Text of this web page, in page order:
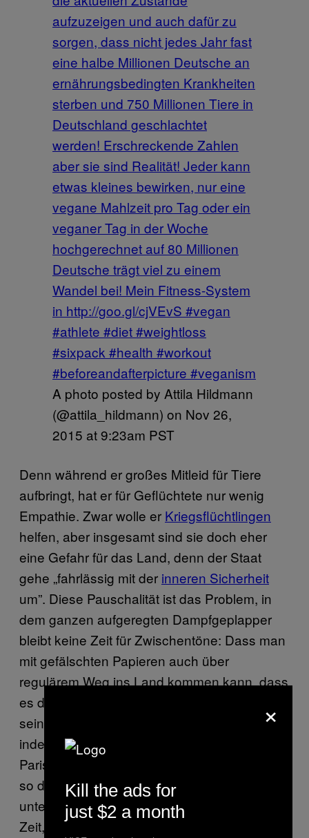
aufzuzeigen und auch dafür zu
sorgen, dass nicht jedes Jahr fast
eine halbe Millionen Deutsche an
ernährungsbedingten Krankheiten
sterben und 750 Millionen Tiere in
Deutschland geschlachtet
werden! Erschreckende Zahlen
aber sie sind Realität! Jeder kann
etwas kleines bewirken, nur eine
vegane Mahlzeit pro Tag oder ein
veganer Tag in der Woche
hochgerechnet auf 80 Millionen
Deutsche trägt viel zu einem
Wandel bei! Mein Fitness-System
in http://goo.gl/cjVEvS #vegan
#athlete #diet #weightloss
#sixpack #health #workout
#beforeandafterpicture #veganism
A photo posted by Attila Hildmann
(@attila_hildmann) on Nov 26,
2015 at 9:23am PST
Denn während er großes Mitleid für Tiere
aufbringt, hat er für Geflüchtete nur wenig
Empathie. Zwar wolle er Kriegsflüchtlingen
helfen, aber insgesamt sind sie doch eher
eine Gefahr für das Land, denn der Staat
gehe „fahrlässig mit der inneren Sicherheit
um”. Diese Pauschalität ist das Problem, in
dem ganzen aufgeregten Dampfgeplapper
bleibt keine Zeit für Zwischentöne: Dass man
mit gefälschten Papieren auch über
regulärem Weg ins Land kommen kann, dass
es das strategischen Ziele von Daesh (ISIS)
sein könnte, sozialen Unfrieden zu stiften,
indem man in der Nähe der Attentate von
Paris einen syrischen Pass finden lässt und
so das
Misstrauen befördert
unter
Generalverdachtstellt. Es dauert seine
Zeit, um Gerüchte von Wahrheiten zu
×
Kill the ads for
just $2 a month